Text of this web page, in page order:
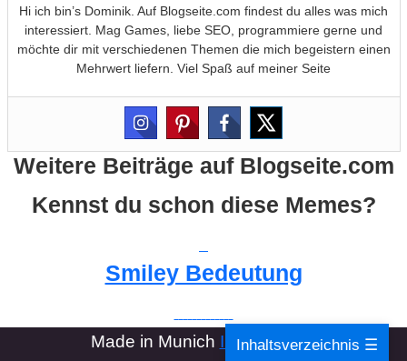
Hi ich bin’s Dominik. Auf Blogseite.com findest du alles was mich
interessiert. Mag Games, liebe SEO, programmiere gerne und
möchte dir mit verschiedenen Themen die mich begeistern einen
Mehrwert liefern. Viel Spaß auf meiner Seite
Weitere Beiträge auf Blogseite.com
Kennst du schon diese Memes?
Smiley Bedeutung
Made in Munich Impressum-
Inhaltsverzeichnis ☰